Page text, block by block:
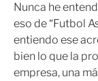
Nunca he
eso de “Futbol
entiendo ese
bien lo que la
empresa, una